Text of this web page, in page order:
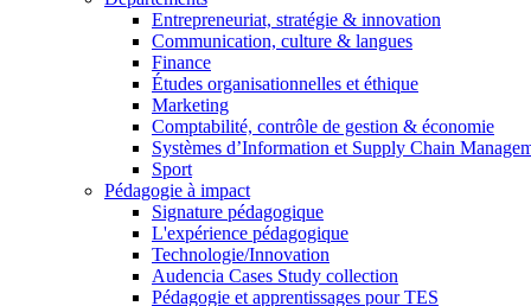
Entrepreneuriat, stratégie & innovation
Communication, culture & langues
Finance
Études organisationnelles et éthique
Marketing
Comptabilité, contrôle de gestion & économie
Systèmes d’Information et Supply Chain
Sport
Pédagogie à impact
Signature pédagogique
L'expérience pédagogique
Technologie/Innovation
Audencia Cases Study collection
Pédagogie et apprentissages pour TES